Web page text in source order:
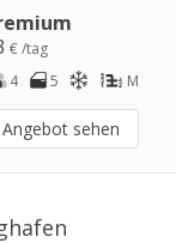
€ /tag
4
5 M
Angebot sehen